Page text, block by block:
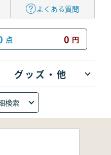
よくある質問
点 0 円
グッズ・他
検索